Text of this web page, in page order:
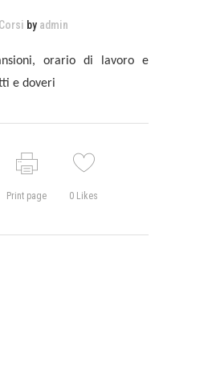
Corsi by admin
orario di lavoro e
e doveri
Print page 0 Likes